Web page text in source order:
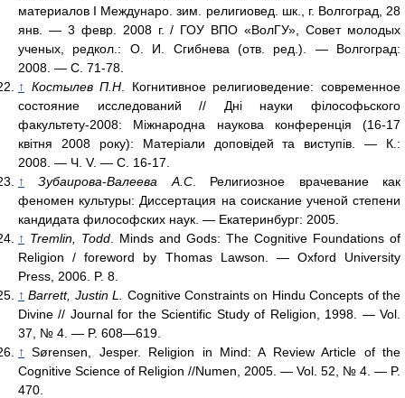
материалов I Междунаро. зим. религиовед. шк., г. Волгоград, 28
янв. — 3 февр. 2008 г. / ГОУ ВПО «ВолГУ», Совет молодых
ученых, редкол.: О. И. Сгибнева (отв. ред.). — Волгоград:
2008. — С. 71-78.
↑
Костылев П.Н . Когнитивное религиоведение: современное
состояние исследований // Днi науки фiлософьского
факультету-2008: Мiжнародна наукова конференцiя (16-17
квiтня 2008 року): Матерiали доповiдей та виступiв. — К.:
2008. — Ч. V. — С. 16-17.
↑
Зубаирова-Валеева А.С. Религиозное врачевание как
феномен культуры: Диссертация на соискание ученой степени
кандидата философских наук. — Екатеринбург: 2005.
↑ Tremlin, Todd . Minds and Gods: The Cognitive Foundations of
Religion / foreword by Thomas Lawson. — Oxford University
Press, 2006. P. 8.
↑ Barrett, Justin L.
Cognitive Constraints on Hindu Concepts of the
Divine // Journal for the Scientific Study of Religion, 1998. — Vol.
37, № 4. — P. 608—619.
↑
Sørensen, Jesper. Religion in Mind: A Review Article of the
Cognitive Science of Religion //Numen, 2005. — Vol. 52, № 4. — P.
470.